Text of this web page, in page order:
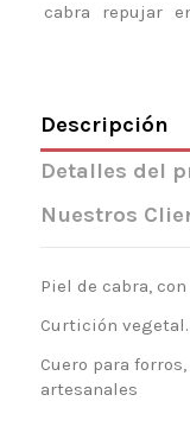
cabra repujar
Descripción
Detalles del
Nuestros
Piel de cabra,
Curtición vegetal.
Cuero para
artesanales